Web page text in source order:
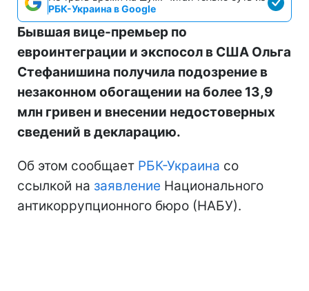
РБК-Украина в Google
Бывшая вице-премьер по
евроинтеграции и экспосол в США Ольга
Стефанишина получила подозрение в
незаконном обогащении на более 13,9
млн гривен и внесении недостоверных
сведений в декларацию.
Об этом сообщает РБК-Украина со
ссылкой на заявление Национального
антикоррупционного бюро (НАБУ).